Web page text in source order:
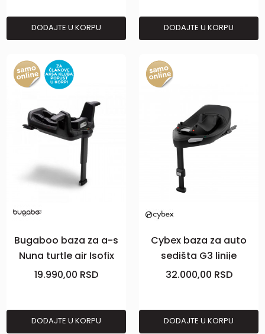
DODAJTE U KORPU DODAJTE U KORPU
Bugaboo baza za a-s
Nuna turtle air Isofix
19.990,00 RSD
DODAJTE U KORPU
Cybex baza za auto
sedišta G3 linije
32.000,00 RSD
DODAJTE U KORPU